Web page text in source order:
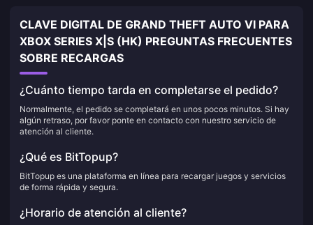
CLAVE DIGITAL DE GRAND THEFT AUTO VI PARA
XBOX SERIES X|S (HK) PREGUNTAS FRECUENTES
SOBRE RECARGAS
¿Cuánto tiempo tarda en completarse el pedido?
Normalmente, el pedido se completará en unos pocos minutos. Si hay
algún retraso, por favor ponte en contacto con nuestro servicio de
atención al cliente.
¿Qué es BitTopup?
BitTopup es una plataforma en línea para recargar juegos y servicios
de forma rápida y segura.
¿Horario de atención al cliente?